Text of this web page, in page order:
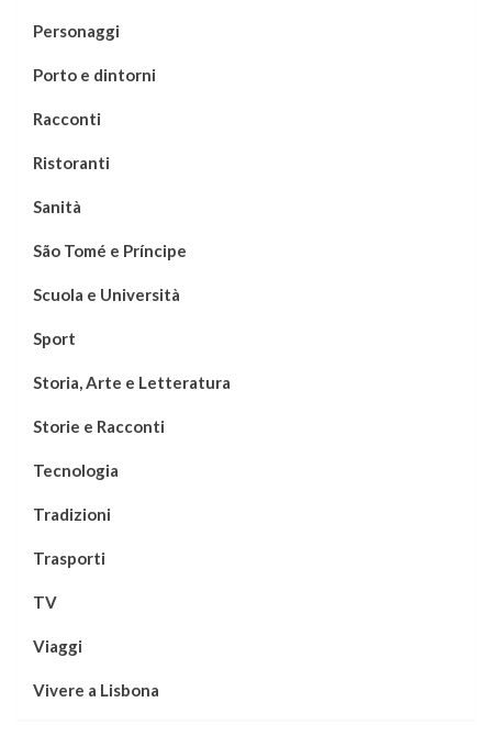
Personaggi
Porto e dintorni
Racconti
Ristoranti
Sanità
São Tomé e Príncipe
Scuola e Università
Sport
Storia, Arte e Letteratura
Storie e Racconti
Tecnologia
Tradizioni
Trasporti
TV
Viaggi
Vivere a Lisbona